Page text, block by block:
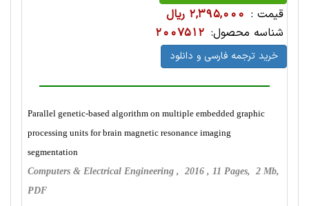
قیمت : 2,395,000 ریال
شناسه محصول: 2007512
خرید ترجمه فارسی و دانلود
Parallel genetic-based algorithm on multiple embedded graphic
processing units for brain magnetic resonance imaging
segmentation
Computers & Electrical Engineering , 2016 , 11 Pages, 2 Mb,
PDF